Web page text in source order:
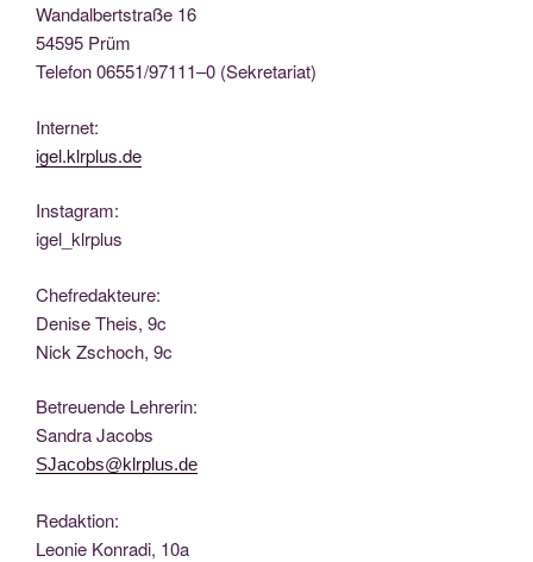
Wan­dal­bert­stra­ße 16
54595 Prüm
Tele­fon 06551/97111–0 (Sekre­ta­ri­at)
Inter­net:
igel.klrplus.de
Insta­gram:
igel_klrplus
Chef­re­dak­teu­re:
Deni­se Theis, 9c
Nick Zscho­ch, 9c
Betreu­en­de Lehrerin:
San­dra Jacobs
SJacobs@klrplus.de
Redak­ti­on:
Leo­nie Kon­ra­di, 10a